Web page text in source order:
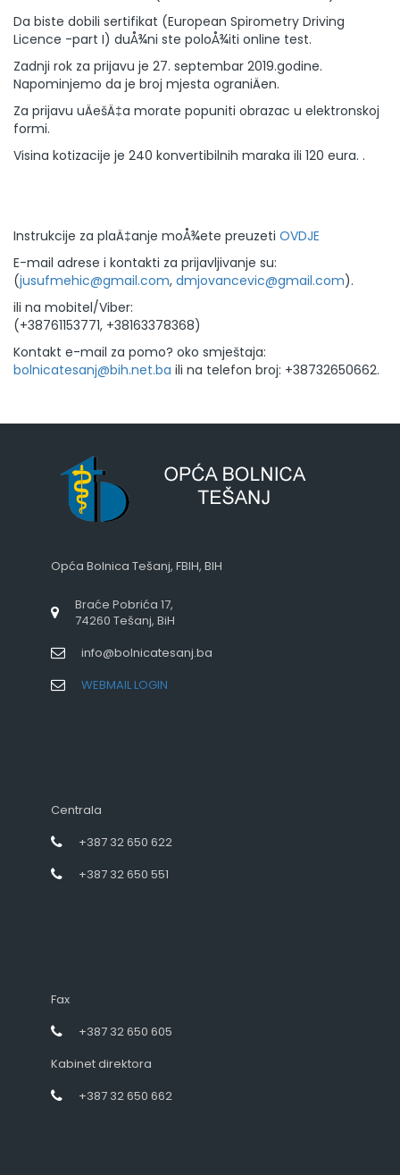
Da biste dobili sertifikat (European Spirometry Driving
Licence -part I) duÅ¾ni ste poloÅ¾iti online test.
Zadnji rok za prijavu je 27. septembar 2019.godine.
Napominjemo da je broj mjesta ograniÄen.
Za prijavu uÄešÄ‡a morate popuniti obrazac u elektronskoj
formi.
Visina kotizacije je 240 konvertibilnih maraka ili 120 eura. .
Instrukcije za plaÄ‡anje moÅ¾ete preuzeti OVDJE
E-mail adrese i kontakti za prijavljivanje su:
(jusufmehic@gmail.com, dmjovancevic@gmail.com).
ili na mobitel/Viber:
(+38761153771, +38163378368)
Kontakt e-mail za pomo? oko smještaja:
bolnicatesanj@bih.net.ba ili na telefon broj: +38732650662.
Opća Bolnica Tešanj, FBIH, BIH
Braće Pobrića 17,
74260 Tešanj, BiH
info@bolnicatesanj.ba
WEBMAIL LOGIN
Centrala
+387 32 650 622
+387 32 650 551
Fax
+387 32 650 605
Kabinet direktora
+387 32 650 662